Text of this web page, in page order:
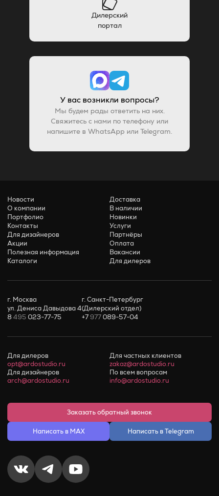
Дилерский
портал
У вас возникли вопросы?
Мы будем рады ответить на них.
Свяжитесь с нами по телефону или
напишите в WhatsApp или Telegram.
Новости
О компании
Портфолио
Контакты
Для дизайнеров
Акции
Полезная информация
Каталоги
Доставка
В наличии
Новинки
Услуги
Партнёры
Оплата
Вакансии
Для дилеров
г. Москва
ул. Дениса Давыдова 4
8495 023-77-75
г. Санкт-Петербург
(Дилерский отдел)
+7977089-57-04
Для дилеров
opt@ardostudio.ru
Для частных клиентов
zakaz@ardostudio.ru
Для дизайнеров
arch@ardostudio.ru
По всем вопросам
info@ardostudio.ru
Заказать обратный звонок
Написать в MAX Написать в Telegram